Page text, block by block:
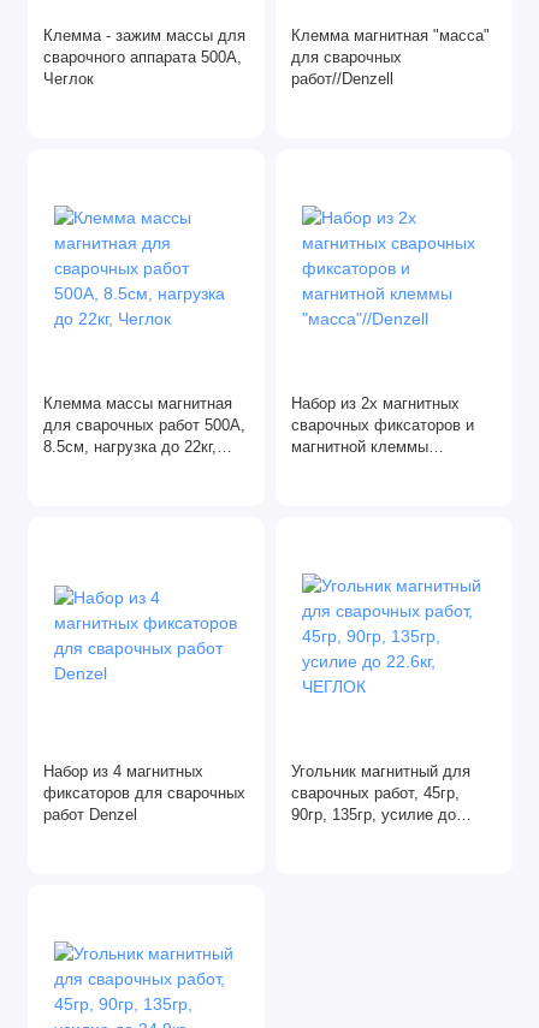
Домкраты
Зубила
Сварочные работы
Ящики, сумки для инструментов
Клемма - зажим массы для
сварочного аппарата 500А,
Чеглок
Клемма магнитная "масса"
для сварочных
работ//Denzell
Клемма массы магнитная
для сварочных работ 500А,
8.5см, нагрузка до 22кг,
Набор из 2х магнитных
сварочных фиксаторов и
магнитной клеммы
Набор из 4 магнитных
фиксаторов для сварочных
работ Denzel
Угольник магнитный для
сварочных работ, 45гр,
90гр, 135гр, усилие до